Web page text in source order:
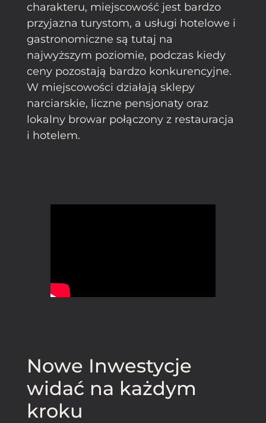
charakteru, miejscowość jest bardzo
przyjazna turystom, a usługi hotelowe i
gastronomiczne są tutaj na
najwyższym poziomie, podczas kiedy
ceny pozostają bardzo konkurencyjne.
W miejscowości działają sklepy
narciarskie, liczne pensjonaty oraz
lokalny browar połączony z restauracja
i hotelem.
Nowe Inwestycje
widać na każdym
kroku